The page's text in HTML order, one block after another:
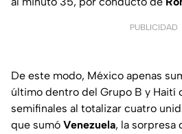
PUBLICIDAD
De este modo, México apenas
último dentro del Grupo B y Haití
semifinales al totalizar cuatro
que sumó Venezuela, la sorpresa